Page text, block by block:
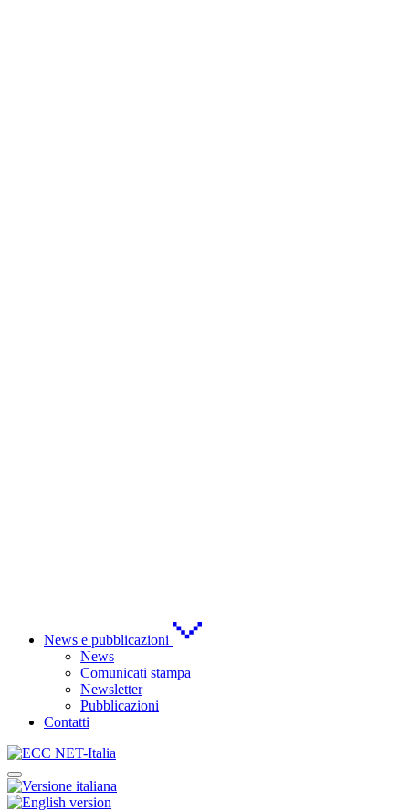
News e pubblicazioni
News
Comunicati stampa
Newsletter
Pubblicazioni
Contatti